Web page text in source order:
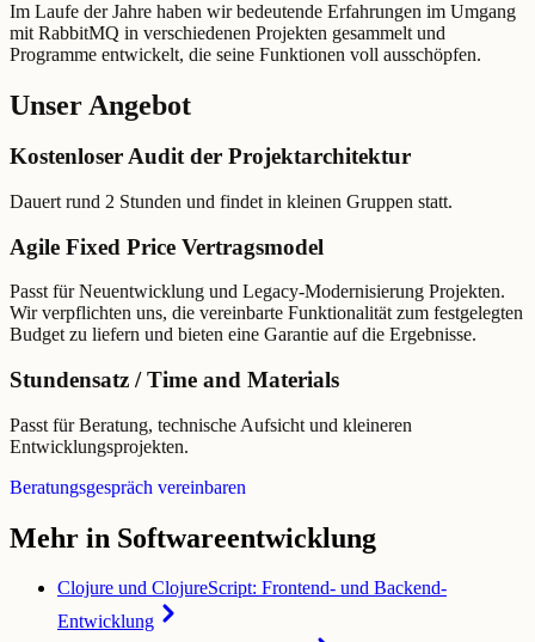
Im Laufe der Jahre haben wir bedeutende Erfahrungen im Umgang
mit RabbitMQ in verschiedenen Projekten gesammelt und
Programme entwickelt, die seine Funktionen voll ausschöpfen.
Unser Angebot
Kostenloser Audit der Projektarchitektur
Dauert rund 2 Stunden und findet in kleinen Gruppen statt.
Agile Fixed Price Vertragsmodel
Passt für Neuentwicklung und Legacy-Modernisierung Projekten.
Wir verpflichten uns, die vereinbarte Funktionalität zum festgelegten
Budget zu liefern und bieten eine Garantie auf die Ergebnisse.
Stundensatz / Time and Materials
Passt für Beratung, technische Aufsicht und kleineren
Entwicklungsprojekten.
Beratungsgespräch vereinbaren
Mehr in Softwareentwicklung
Clojure und ClojureScript: Frontend- und Backend-
Entwicklung